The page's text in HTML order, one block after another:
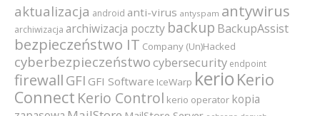
aktualizacja android anti-virus antyspam antywirus
archiwizacja archiwizacja poczty backup BackupAssist
bezpieczeństwo IT Company (Un)Hacked
cyberbezpieczeństwocybersecurity endpoint
firewall GFI GFI Software IceWarp kerio Kerio
Connect Kerio Control kerio operator kopia